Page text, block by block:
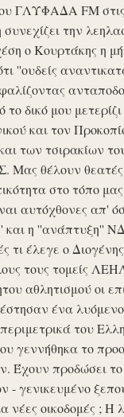
ΓΛΥΦΑΔΑ FM
την
ο Κουρτάκης η
''ουδείς
δικό μου
και τον
των τσιρακίων
Μας θέλουν
στο τόπο μας
αυτόχθονες απ'
και η ''ανάπτυξη''
έλεγε ο
τους τομείς
αθλητισμού οι
ένα
του
γεννήθηκα το
Έχουν προδώσει
- γενικευμένο
νέες οικοδομές ;